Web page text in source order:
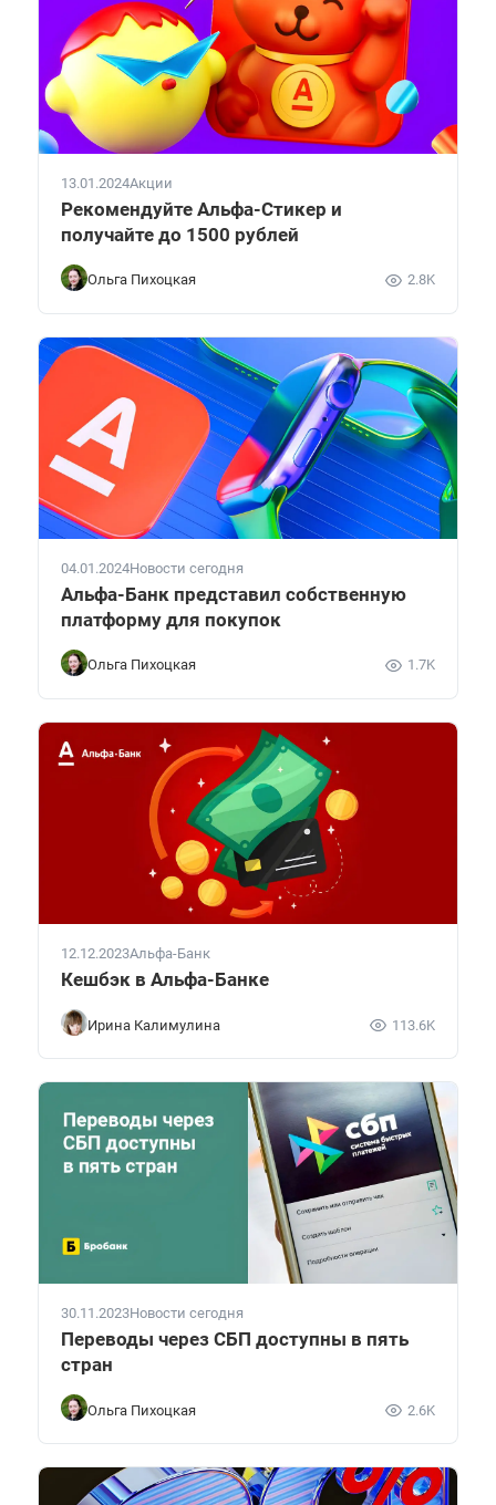
13.01.2024Акции
Рекомендуйте Альфа-Стикер и
получайте до 1500 рублей
Ольга Пихоцкая 2.8K
04.01.2024Новости сегодня
Альфа-Банк представил собственную
платформу для покупок
Ольга Пихоцкая 1.7K
12.12.2023Альфа-Банк
Кешбэк в Альфа-Банке
Ирина Калимулина 113.6K
30.11.2023Новости сегодня
Переводы через СБП доступны в пять
стран
Ольга Пихоцкая 2.6K